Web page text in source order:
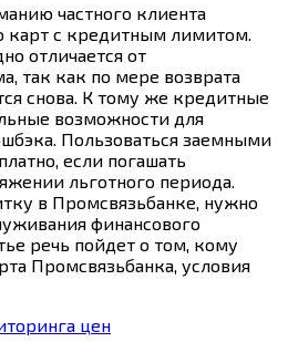
частного клиента
карт с кредитным лимитом.
отличается от
так как по мере возврата
снова. К тому же кредитные
возможности для
Пользоваться заемными
если погашать
льготного периода.
в Промсвязьбанке, нужно
финансового
речь пойдет о том, кому
Промсвязьбанка, условия